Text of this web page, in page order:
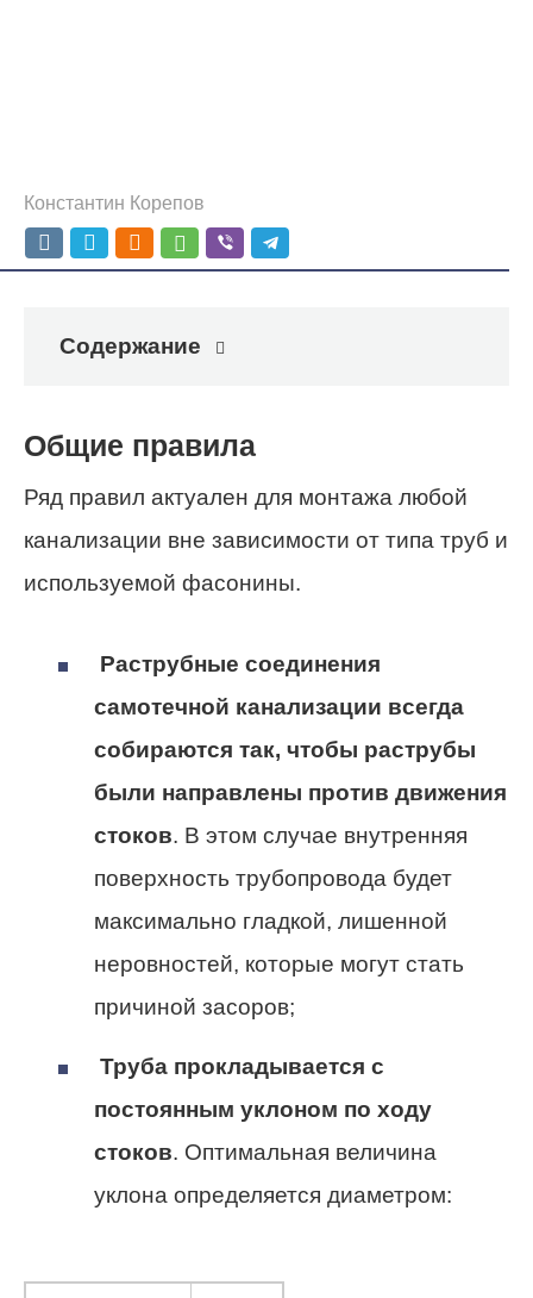
Константин Корепов
Содержание
Общие правила
Ряд правил актуален для монтажа любой
канализации вне зависимости от типа труб и
используемой фасонины.
Раструбные соединения
самотечной канализации всегда
собираются так, чтобы раструбы
были направлены против движения
стоков. В этом случае внутренняя
поверхность трубопровода будет
максимально гладкой, лишенной
неровностей, которые могут стать
причиной засоров;
Труба прокладывается с
постоянным уклоном по ходу
стоков. Оптимальная величина
уклона определяется диаметром: